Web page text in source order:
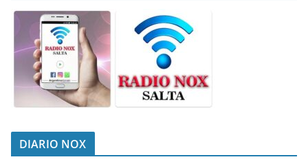
DIARIO NOX